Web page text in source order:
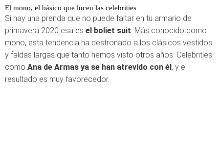
El mono, el básico que lucen las celebrities
Si hay una prenda que no puede faltar en tu armario de
primavera 2020 esa es el boliet suit. Más conocido como
mono, esta tendencia ha destronado a los clásicos vestidos
y faldas largas que tanto hemos visto otros años. Celebrities
como Ana de Armas ya se han atrevido con él, y el
resultado es muy favorecedor.